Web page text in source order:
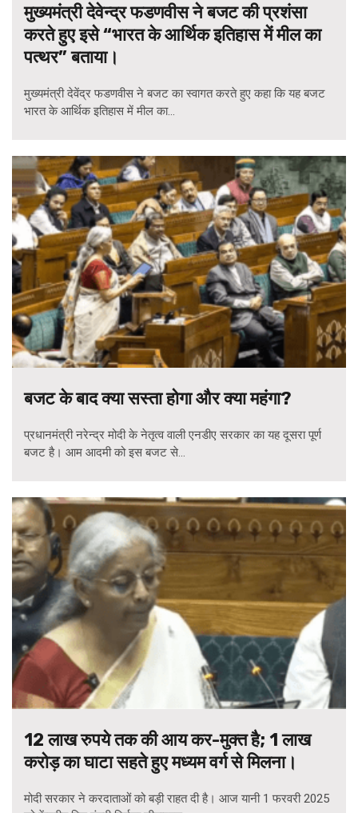
मुख्यमंत्री देवेन्द्र फडणवीस ने बजट की प्रशंसा
करते हुए इसे “भारत के आर्थिक इतिहास में मील का
पत्थर” बताया।
मुख्यमंत्री देवेंद्र फडणवीस ने बजट का स्वागत करते हुए कहा कि यह बजट
भारत के आर्थिक इतिहास में मील का...
बजट के बाद क्या सस्ता होगा और क्या महंगा?
प्रधानमंत्री नरेन्द्र मोदी के नेतृत्व वाली एनडीए सरकार का यह दूसरा पूर्ण
बजट है। आम आदमी को इस बजट से...
12 लाख रुपये तक की आय कर-मुक्त है; 1 लाख
करोड़ का घाटा सहते हुए मध्यम वर्ग से मिलना।
मोदी सरकार ने करदाताओं को बड़ी राहत दी है। आज यानी 1 फरवरी 2025